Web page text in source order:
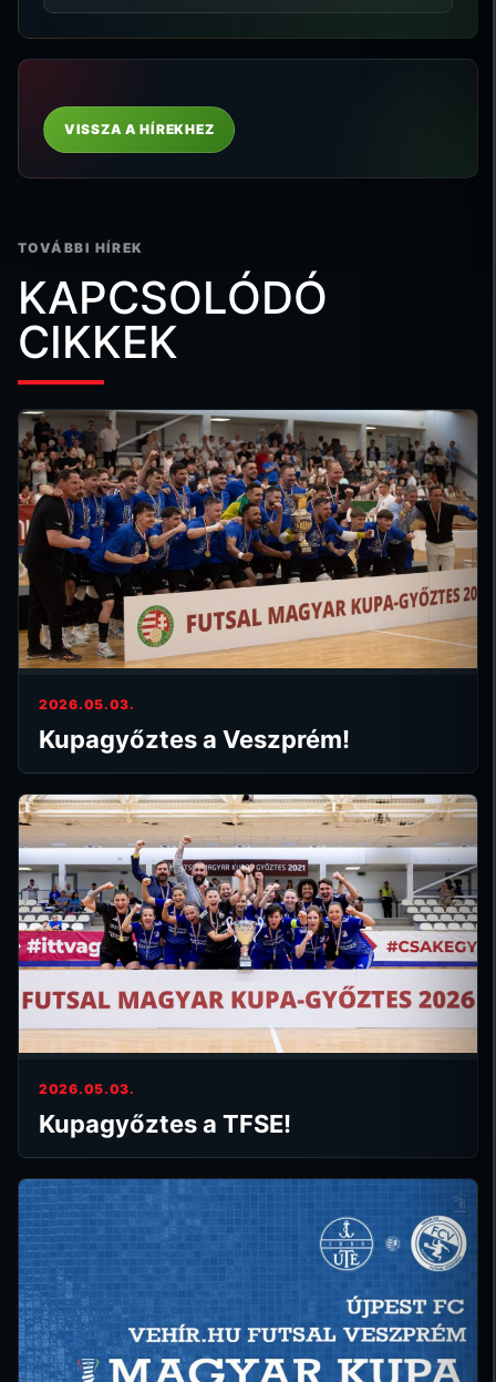
VISSZA A HÍREKHEZ
TOVÁBBI HÍREK
KAPCSOLÓDÓ
CIKKEK
2026.05.03.
Kupagyőztes a Veszprém!
2026.05.03.
Kupagyőztes a TFSE!